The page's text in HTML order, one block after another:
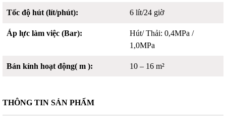
THÔNG TIN SẢN PHẨM
Tốc độ hút (lít/phút): 6 lít/24 giờ
Áp lực làm việc (Bar):
Hút/ Thải: 0,4MPa /
1,0MPa
Bán kính hoạt động( m ): 10 – 16 m²